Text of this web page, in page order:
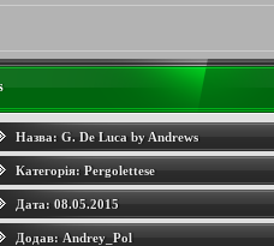
Назва: G. De Luca by Andrews
Категорія: Pergolettese
Дата: 08.05.2015
Додав: Andrey_Pol